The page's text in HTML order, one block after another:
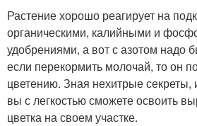
Растение хорошо реагирует на
органическими, калийными и
удобрениями, а вот с азотом надо
если перекормить молочай, то он
цветению. Зная нехитрые
вы с легкостью сможете освоить
цветка на своем участке.